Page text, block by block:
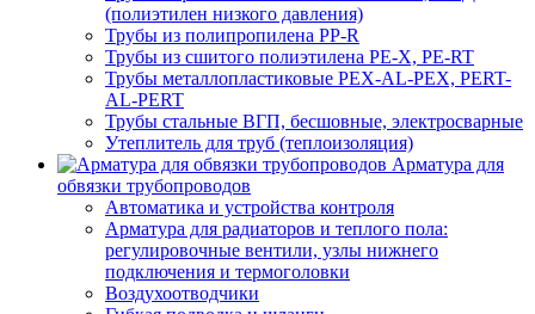
(полиэтилен низкого давления)
Трубы из полипропилена PP-R
Трубы из сшитого полиэтилена PE-X, PE-RT
Трубы металлопластиковые PEX-AL-PEX, PERT-
AL-PERT
Трубы стальные ВГП, бесшовные, электросварные
Утеплитель для труб (теплоизоляция)
Арматура для
обвязки трубопроводов
Автоматика и устройства контроля
Арматура для радиаторов и теплого пола:
регулировочные вентили, узлы нижнего
подключения и термоголовки
Воздухоотводчики